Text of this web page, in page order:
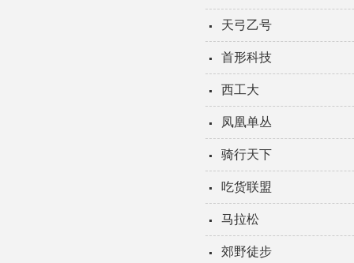
天弓乙号
首形科技
西工大
凤凰单丛
骑行天下
吃货联盟
马拉松
郊野徒步